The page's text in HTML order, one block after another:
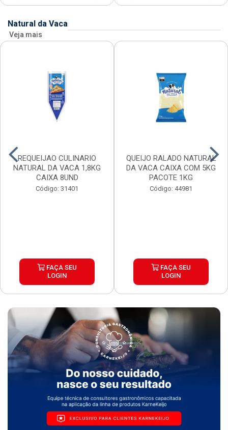
Natural da Vaca
Veja mais
REQUEIJAO CULINARIO
NATURAL DA VACA 1,8KG
CAIXA 8UND
Código: 31401
FAÇA SEU
LOGIN
QUEIJO RALADO NATURAL
DA VACA CAIXA COM 5KG
PACOTE 1KG
Código: 44981
FAÇA SEU
LOGIN